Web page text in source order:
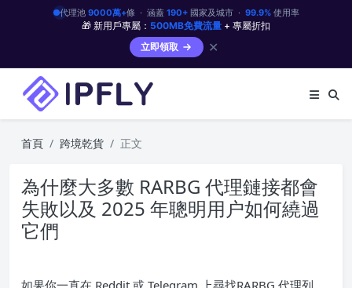
代理池 9000萬+條 · 涵蓋 190+國家及城市 · 99.9%使用率
🎁 新用戶專屬： 500MB免費流量 + 專屬折扣
立即領取
✕
首頁 跨境乾貨 正文
為什麼大多數 RARBG 代理鏈接都會
失敗以及 2025 年聰明用户如何繞過
它們
如果你一直在 Reddit 或 Telegram 上尋找RARBG 代理列